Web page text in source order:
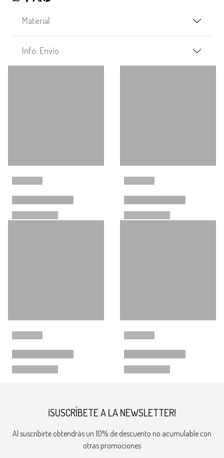
Material
Info. Envío
¡SUSCRÍBETE A LA NEWSLETTER!
Al suscribirte obtendrás un 10% de descuento no acumulable con
otras promociones